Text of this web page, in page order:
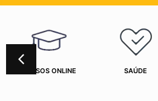
CURSOS ONLINE SAÚDE